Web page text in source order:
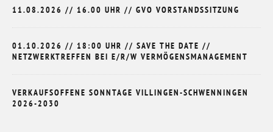
11.08.2026 // 16.00 UHR // GVO VORSTANDSSITZUNG
01.10.2026 // 18:00 UHR // SAVE THE DATE //
NETZWERKTREFFEN BEI E/R/W VERMÖGENSMANAGEMENT
VERKAUFSOFFENE SONNTAGE VILLINGEN-SCHWENNINGEN
2026-2030